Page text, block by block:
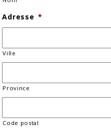
Adresse *
Ville
Province
Code postal